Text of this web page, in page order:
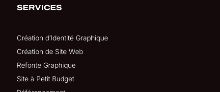
SERVICES
Création d’Identité Graphique
Création de Site Web
Refonte Graphique
Site à Petit Budget